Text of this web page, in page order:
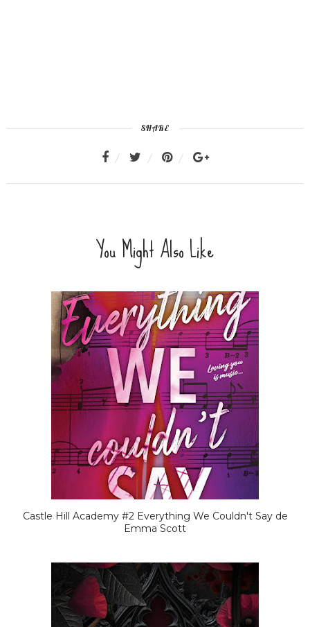
SHARE
You Might Also Like
Castle Hill Academy #2 Everything We Couldn't Say de
Emma Scott